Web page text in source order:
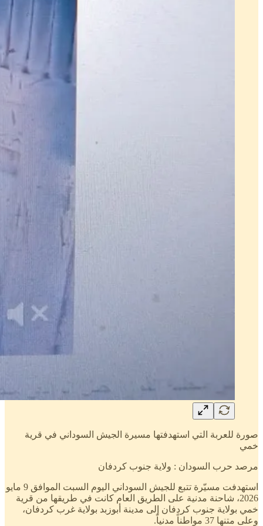
صورة للعربة التي استهدفتها مسيرة الجيش السوداني في قرية
خمي
مرصد حرب السودان : ولاية جنوب كردفان
استهدفت مسيّرة تتبع للجيش السوداني اليوم السبت الموافق 9 مايو
2026، شاحنة مدنية على الطريق العام كانت في طريقها من قرية
خمي بولاية جنوب كردفان إلى مدينة أبوزبد بولاية غرب كردفان،
وعلى متنها 37 مواطناً مدنياً.